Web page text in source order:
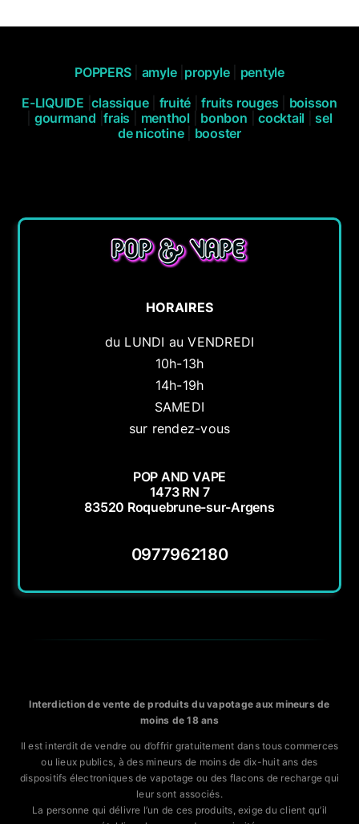
POPPERS| amyle| propyle| pentyle
E-LIQUIDE |classique fruité fruits rouges
boisson
gourmand |frais menthol bonbon |cocktail
sel
de nicotine| booster
HORAIRES
du LUNDI au VENDREDI
10h-13h
14h-19h
SAMEDI
sur rendez-vous
POP AND VAPE
1473 RN 7
83520 Roquebrune-sur-Argens
0977962180
Interdiction de vente de produits du vapotage aux mineurs de
moins de 18 ans
Il est interdit de vendre ou d’offrir gratuitement dans tous commerces
ou lieux publics, à des mineurs de moins de dix-huit ans des
dispositifs électroniques de vapotage ou des flacons de recharge qui
leur sont associés.
La personne qui délivre l’un de ces produits, exige du client qu’il